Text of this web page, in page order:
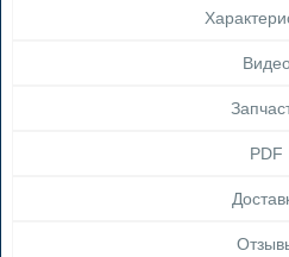
PDF